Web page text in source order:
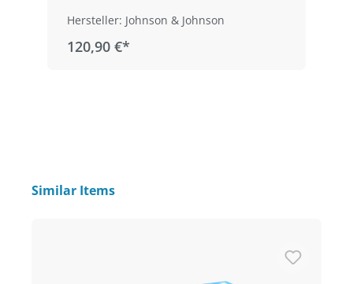
Hersteller: Johnson & Johnson
120,90 €*
Produktgalerie überspringen
Similar Items